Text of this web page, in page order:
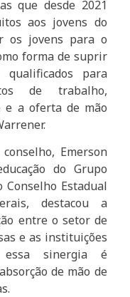
que desde 2021
aos jovens do
os jovens para o
forma de suprir
para
de trabalho,
e a oferta de mão
Emerson
do Grupo
Conselho Estadual
destacou a
entre o setor de
e as instituições
sinergia é
de mão de